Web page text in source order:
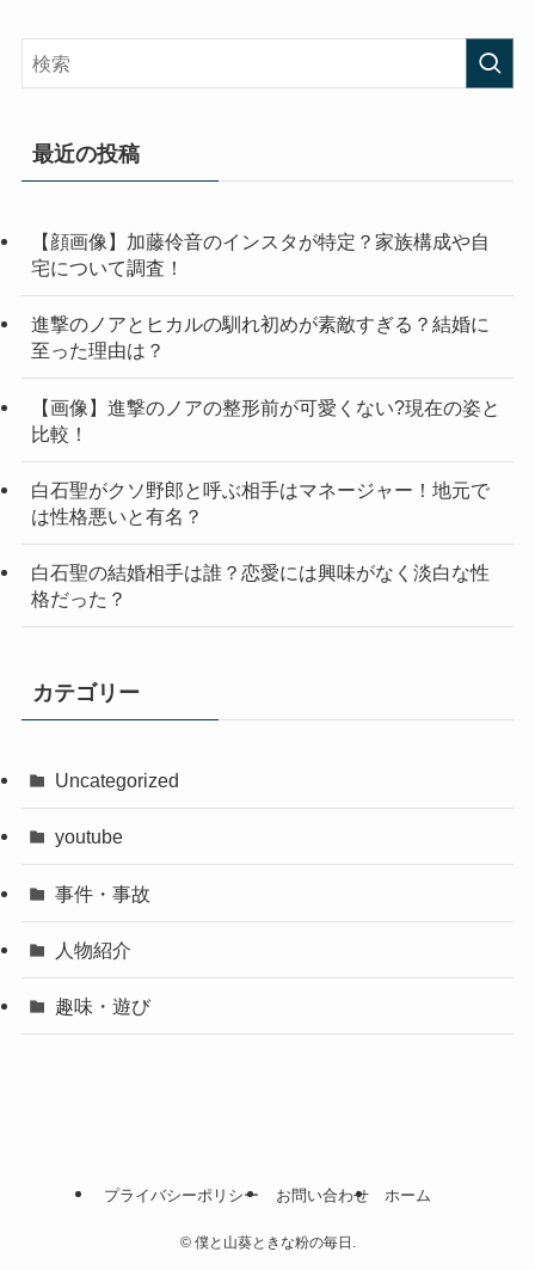
最近の投稿
【顔画像】加藤伶音のインスタが特定？家族構成や自
宅について調査！
進撃のノアとヒカルの馴れ初めが素敵すぎる？結婚に
至った理由は？
【画像】進撃のノアの整形前が可愛くない?現在の姿と
比較！
白石聖がクソ野郎と呼ぶ相手はマネージャー！地元で
は性格悪いと有名？
白石聖の結婚相手は誰？恋愛には興味がなく淡白な性
格だった？
カテゴリー
Uncategorized
youtube
事件・事故
人物紹介
趣味・遊び
プライバシーポリシー お問い合わせ ホーム
©僕と山葵ときな粉の毎日.